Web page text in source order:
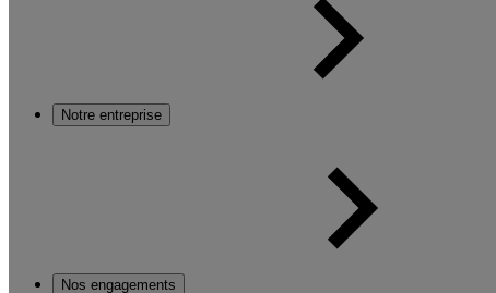
Notre entreprise
Nos engagements